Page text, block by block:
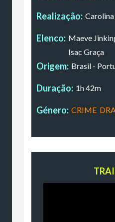
Realização:
Elenco: Maeve
Isac Graça
Origem: Brasil -
Duração: 1h 42m
Género: CRIME,